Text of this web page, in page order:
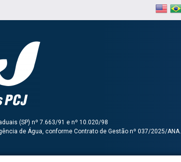
(SP) nº 7.663/91 e nº 10.020/98
de Água, conforme Contrato de Gestão nº 037/2025/ANA.